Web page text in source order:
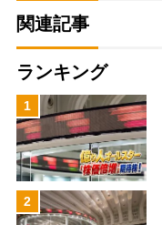
関連記事
ランキング
1
2